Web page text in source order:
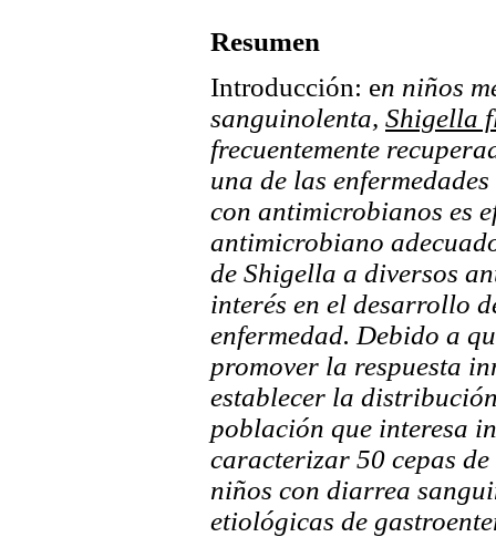
Resumen
Introducción: en niños
sanguinolenta, Shigella
frecuentemente
una de las
con antimicrobianos es
antimicrobiano
de Shigella a diversos
interés en el desarrollo
enfermedad. Debido a
promover la respuesta
establecer la
población que interesa
caracterizar 50 cepas de
niños con diarrea
etiológicas de